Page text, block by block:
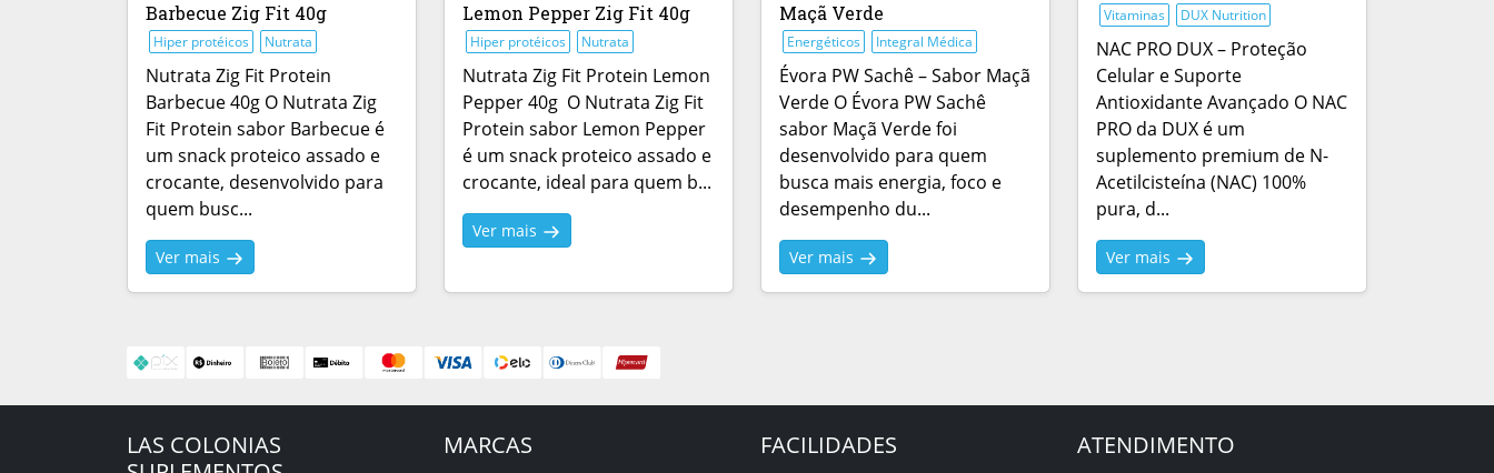
Barbecue Zig Fit 40g
Hiper protéicos Nutrata
Nutrata Zig Fit Protein
Barbecue 40g O Nutrata Zig
Fit Protein sabor Barbecue é
um snack proteico assado e
crocante, desenvolvido para
quem busc...
Ver mais
Lemon Pepper Zig Fit 40g
Hiper protéicos Nutrata
Nutrata Zig Fit Protein Lemon
Pepper 40g O Nutrata Zig Fit
Protein sabor Lemon Pepper
é um snack proteico assado e
crocante, ideal para quem b...
Ver mais
Maçã Verde
Energéticos Integral Médica
Évora PW Sachê – Sabor Maçã
Verde O Évora PW Sachê
sabor Maçã Verde foi
desenvolvido para quem
busca mais energia, foco e
desempenho du...
Ver mais
Vitaminas DUX Nutrition
NAC PRO DUX – Proteção
Celular e Suporte
Antioxidante Avançado O NAC
PRO da DUX é um
suplemento premium de N-
Acetilcisteína (NAC) 100%
pura, d...
Ver mais
LAS COLONIAS
MARCAS FACILIDADES ATENDIMENTO